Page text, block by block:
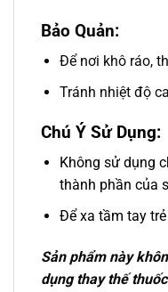
Bảo Quản:
Để nơi khô ráo,
Tránh nhiệt độ
Chú Ý Sử Dụng:
Không sử dụng
thành phần của
Để xa tầm tay trẻ
Sản phẩm này
dụng thay thế